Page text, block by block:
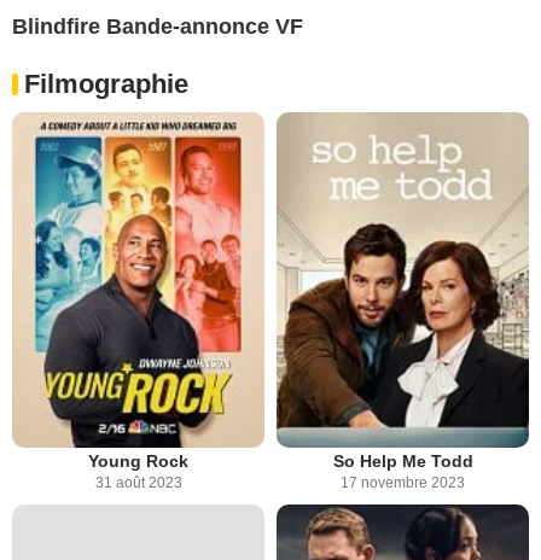
Blindfire Bande-annonce VF
Filmographie
Young Rock
31 août 2023
So Help Me Todd
17 novembre 2023